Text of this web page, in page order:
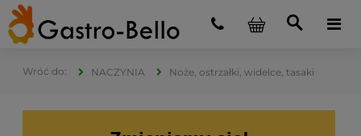
NACZYNIA Noże, ostrzałki, widelce, tasaki